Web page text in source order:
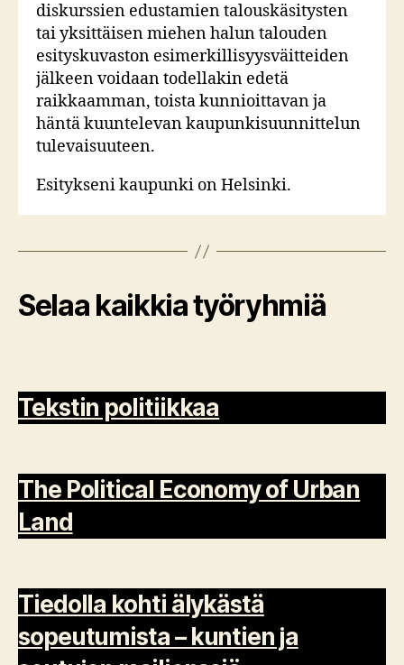
diskurssien edustamien talouskäsitysten
tai yksittäisen miehen halun talouden
esityskuvaston esimerkillisyysväitteiden
jälkeen voidaan todellakin edetä
raikkaamman, toista kunnioittavan ja
häntä kuuntelevan kaupunkisuunnittelun
tulevaisuuteen.
Esitykseni kaupunki on Helsinki.
Selaa kaikkia työryhmiä
Tekstin politiikkaa
The Political Economy of Urban
Land
Tiedolla kohti älykästä
sopeutumista – kuntien ja